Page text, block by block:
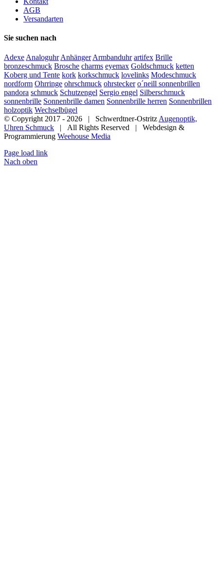
AGB
Versandarten
Sie suchen nach
Adexe Analoguhr Anhänger Armbanduhr artifex Brille
bronzeschmuck Brosche charms eyemax Goldschmuck ketten
Koberg und Tente kork korkschmuck lovelinks Modeschmuck
nordform Ohrringe ohrschmuck ohrstecker o´neill sonnenbrillen
pandora schmuck Schutzengel Sergio engel Silberschmuck
sonnenbrille Sonnenbrille damen Sonnenbrille herren Sonnenbrillen
holzoptik Wechselbügel
© Copyright 2017 - 2026 | Schwerdtner-Ostritz Augenoptik,
Uhren Schmuck | All Rights Reserved | Webdesign &
Programmierung Weehouse Media
Page load link
Nach oben